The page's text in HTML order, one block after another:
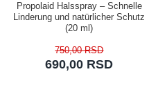
Propolaid Halsspray – Schnelle
Linderung und natürlicher Schutz
(20 ml)
690,00 RSD
750,00 RSD